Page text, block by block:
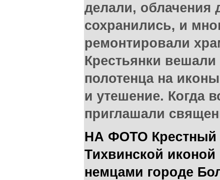
делали, облачения
сохранились, и
ремонтировали
Крестьянки
полотенца на
и утешение. Когда
приглашали
НА ФОТО Крестный
Тихвинской
немцами городе